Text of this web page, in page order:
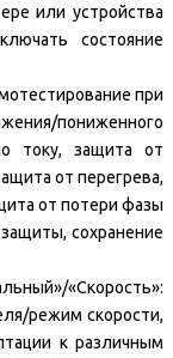
или устройства
состояние
при
пониженного
току, защита от
от перегрева,
от потери фазы
сохранение
«Скорость»:
режим скорости,
к различным